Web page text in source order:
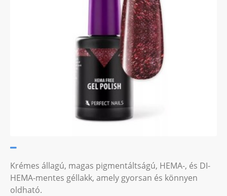
Krémes állagú, magas pigmentáltságú, HEMA-, és DI-
HEMA-mentes géllakk, amely gyorsan és könnyen
oldható.